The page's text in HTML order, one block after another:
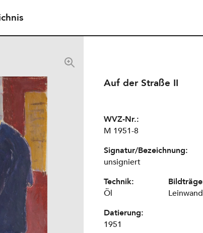
Auf der Straße II
WVZ-Nr.:
M 1951-8
Signatur/Bezeichnung:
unsigniert
Technik:
Öl
Leinwand
Datierung:
1951